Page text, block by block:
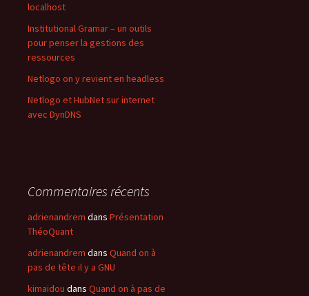
localhost
Institutional Gramar – un outils
pour penser la gestions des
ressources
Netlogo on y revient en headless
Netlogo et HubNet sur internet
avec DynDNS
Commentaires récents
adrienandrem dans Présentation
ThéoQuant
adrienandrem dans Quand on à
pas de tête il y a GNU
kimaidou dans Quand on à pas de